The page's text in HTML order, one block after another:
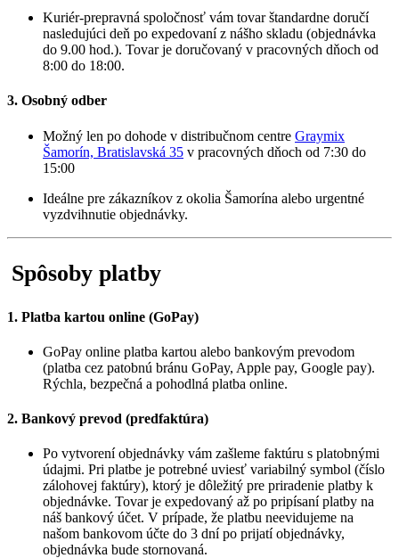
Kuriér-prepravná spoločnosť vám tovar štandardne doručí
nasledujúci deň po expedovaní z nášho skladu (objednávka
do 9.00 hod.). Tovar je doručovaný v pracovných dňoch od
8:00 do 18:00.
3. Osobný odber
Možný len po dohode v distribučnom centre Graymix
Šamorín, Bratislavská 35 v pracovných dňoch od 7:30 do
15:00
Ideálne pre zákazníkov z okolia Šamorína alebo urgentné
vyzdvihnutie objednávky.
Spôsoby platby
1. Platba kartou online (GoPay)
GoPay online platba kartou alebo bankovým prevodom
(platba cez patobnú bránu GoPay, Apple pay, Google pay).
Rýchla, bezpečná a pohodlná platba online.
2. Bankový prevod (predfaktúra)
Po vytvorení objednávky vám zašleme faktúru s platobnými
údajmi. Pri platbe je potrebné uviesť variabilný symbol (číslo
zálohovej faktúry), ktorý je dôležitý pre priradenie platby k
objednávke. Tovar je expedovaný až po pripísaní platby na
náš bankový účet. V prípade, že platbu neevidujeme na
našom bankovom účte do 3 dní po prijatí objednávky,
objednávka bude stornovaná.